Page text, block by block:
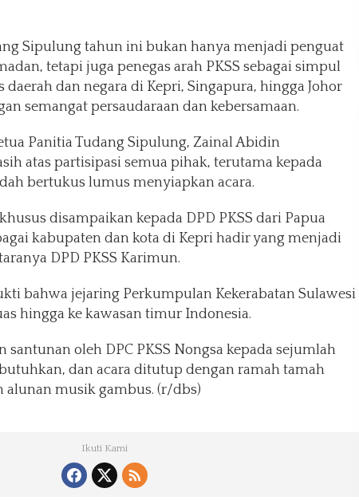
Sipulung tahun ini bukan hanya menjadi penguat
tetapi juga penegas arah PKSS sebagai simpul
daerah dan negara di Kepri, Singapura, hingga Johor
semangat persaudaraan dan kebersamaan.
Panitia Tudang Sipulung, Zainal Abidin
atas partisipasi semua pihak, terutama kepada
bertukus lumus menyiapkan acara.
disampaikan kepada DPD PKSS dari Papua
kabupaten dan kota di Kepri hadir yang menjadi
DPD PKSS Karimun.
bahwa jejaring Perkumpulan Kekerabatan Sulawesi
hingga ke kawasan timur Indonesia.
oleh DPC PKSS Nongsa kepada sejumlah
dan acara ditutup dengan ramah tamah
alunan musik gambus. (r/dbs)
Ikuti Kami